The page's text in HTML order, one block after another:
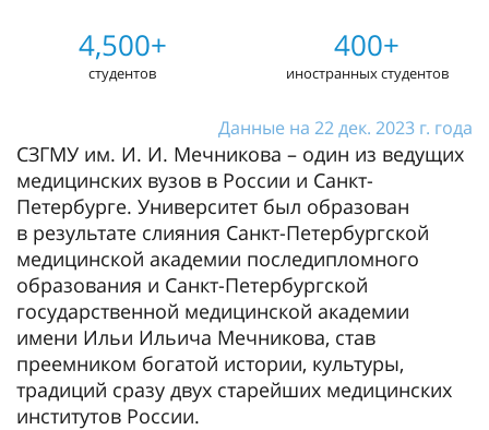
4,500+
студентов
400+
иностранных студентов
Данные на 22 дек. 2023 г. года
СЗГМУ им. И. И. Мечникова – один из ведущих
медицинских вузов в России и Санкт-
Петербурге. Университет был образован
в результате слияния Санкт-Петербургской
медицинской академии последипломного
образования и Санкт-Петербургской
государственной медицинской академии
имени Ильи Ильича Мечникова, став
преемником богатой истории, культуры,
традиций сразу двух старейших медицинских
институтов России.